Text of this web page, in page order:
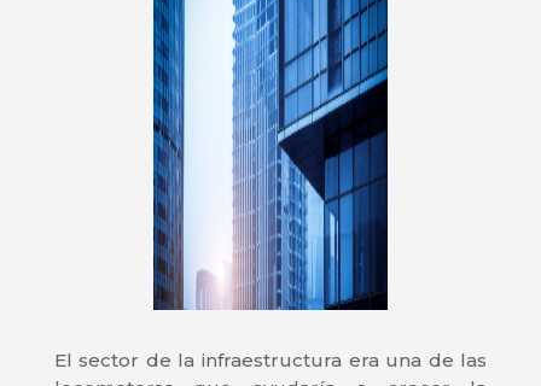
El sector de la infraestructura era una de las